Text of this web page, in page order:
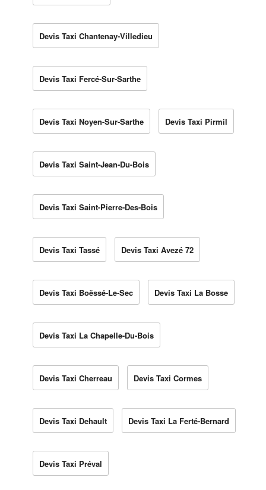
Devis Taxi Chantenay-Villedieu
Devis Taxi Fercé-Sur-Sarthe
Devis Taxi Noyen-Sur-Sarthe Devis Taxi Pirmil
Devis Taxi Saint-Jean-Du-Bois
Devis Taxi Saint-Pierre-Des-Bois
Devis Taxi Tassé Devis Taxi Avezé 72
Devis Taxi Boëssé-Le-Sec Devis Taxi La Bosse
Devis Taxi La Chapelle-Du-Bois
Devis Taxi Cherreau Devis Taxi Cormes
Devis Taxi Dehault Devis Taxi La Ferté-Bernard
Devis Taxi Préval